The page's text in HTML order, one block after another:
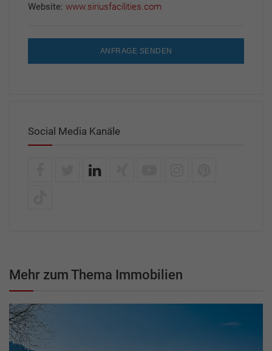
Website: www.siriusfacilities.com
ANFRAGE SENDEN
Social Media Kanäle
Mehr zum Thema Immobilien